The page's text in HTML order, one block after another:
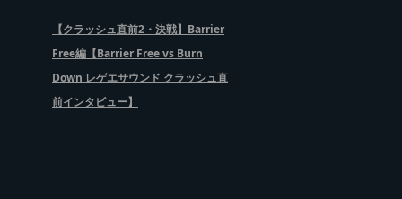
【クラッシュ直前2・決戦】Barrier
Free編【Barrier Free vs Burn
Down レゲエサウンド クラッシュ直
前インタビュー】